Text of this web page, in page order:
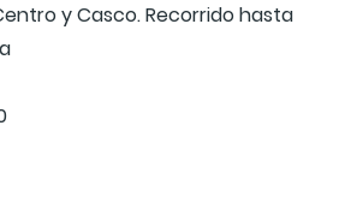
y Casco. Recorrido hasta